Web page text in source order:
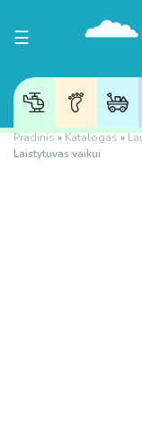
Toggle
☰
Pradinis»Katalogas»
Laistytuvas vaikui